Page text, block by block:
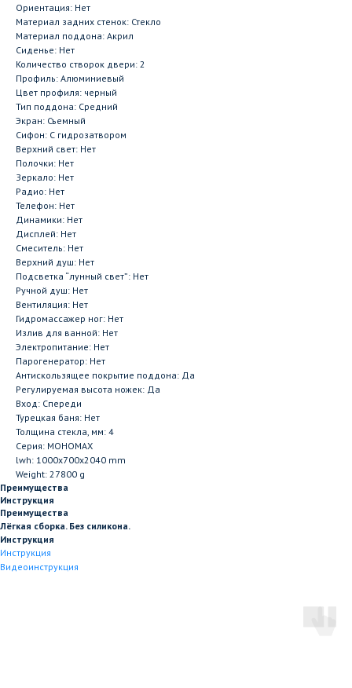
Ориентация: Нет
Материал задних стенок: Стекло
Материал поддона: Акрил
Сиденье: Нет
Количество створок двери: 2
Профиль: Алюминиевый
Цвет профиля: черный
Тип поддона: Средний
Экран: Съемный
Сифон: С гидрозатвором
Верхний свет: Нет
Полочки: Нет
Зеркало: Нет
Радио: Нет
Телефон: Нет
Динамики: Нет
Дисплей: Нет
Смеситель: Нет
Верхний душ: Нет
Подсветка “лунный свет”: Нет
Ручной душ: Нет
Вентиляция: Нет
Гидромассажер ног: Нет
Излив для ванной: Нет
Электропитание: Нет
Парогенератор: Нет
Антискользящее покрытие поддона: Да
Регулируемая высота ножек: Да
Вход: Спереди
Турецкая баня: Нет
Толщина стекла, мм: 4
Серия: МОНОМАХ
lwh: 1000x700x2040 mm
Weight: 27800 g
Преимущества
Инструкция
Преимущества
Лёгкая сборка. Без силикона.
Инструкция
Инструкция
Видеоинструкция